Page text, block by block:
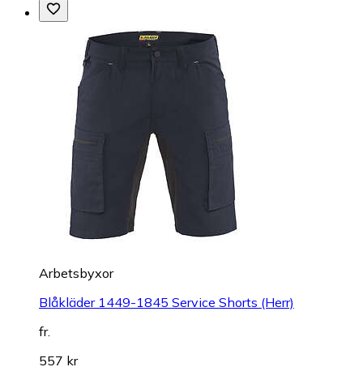
Arbetsbyxor
Blåkläder 1449-1845 Service Shorts (Herr)
fr.
557 kr